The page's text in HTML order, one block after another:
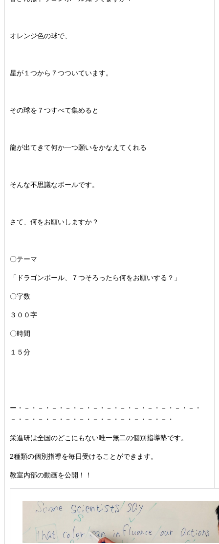
オレンジ色の球で、
星が１つから７つついています。
その球を７つすべて集めると
龍が出てきて何か一つ願いをかなえてくれる
そんな不思議なボールです。
さて、何をお願いしますか？
〇テーマ
「ドラゴンボール、７つそろったら何をお願いする？」
〇字数
３００字
〇時間
１５分
ー・－・－・－・－・－・－・－・－・－・－・－・－・－・
－・－・－・－・－・－・－・－・－・－・－・－・
栄進研は全国のどこにもない唯一無二の個別指導塾です。
2種類の個別指導を毎日受けることができます。
教室内部の動画を公開！！